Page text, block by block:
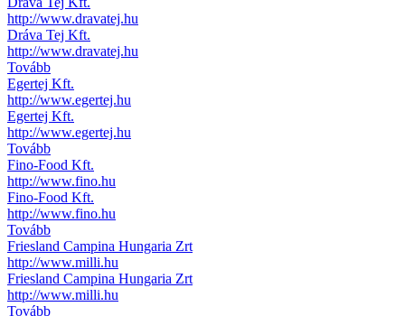
http://www.dravatej.hu
Dráva Tej Kft.
http://www.dravatej.hu
Tovább
Egertej Kft.
http://www.egertej.hu
Egertej Kft.
http://www.egertej.hu
Tovább
Fino-Food Kft.
http://www.fino.hu
Fino-Food Kft.
http://www.fino.hu
Tovább
Friesland Campina Hungaria Zrt
http://www.milli.hu
Friesland Campina Hungaria Zrt
http://www.milli.hu
Tovább